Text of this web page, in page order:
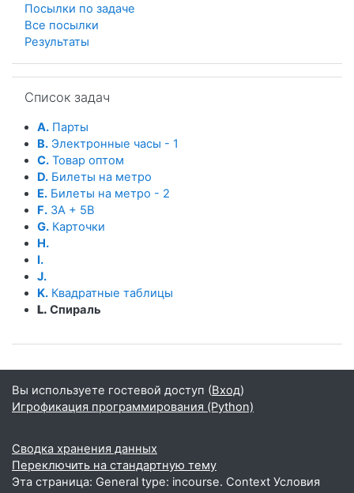
Посылки по задаче
Все посылки
Результаты
Список задач
A. Парты
B. Электронные часы - 1
C. Товар оптом
D. Билеты на метро
E. Билеты на метро - 2
F. 3A + 5B
G. Карточки
H.
I.
J.
K. Квадратные таблицы
L. Спираль
Вы используете гостевой доступ (Вход)
Игрофикация программирования (Python)
Сводка хранения данных
Переключить на стандартную тему
Эта страница: General type: incourse. Context Условия